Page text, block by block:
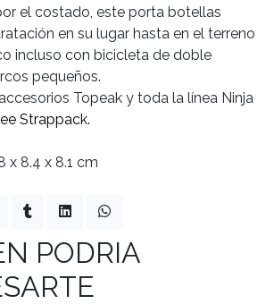
el costado, este porta botellas
en su lugar hasta en el terreno
incluso con bicicleta de doble
pequeños.
Topeak y toda la línea Ninja
Strappack.
x 8.4 x 8.1 cm
PODRIA